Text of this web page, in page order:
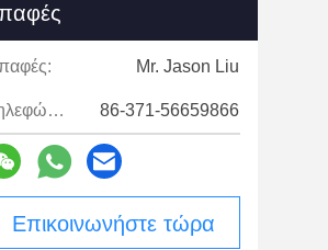
Mr. Jason Liu
Τηλεφώνημα: 86-371-56659866
Επικοινωνήστε τώρα